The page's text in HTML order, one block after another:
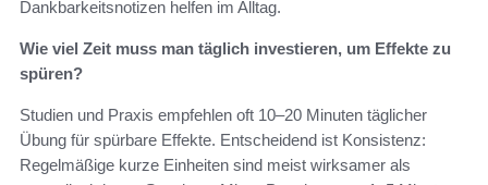
Dankbarkeitsnotizen helfen im Alltag.
Wie viel Zeit muss man täglich investieren, um Effekte zu
spüren?
Studien und Praxis empfehlen oft 10–20 Minuten täglicher
Übung für spürbare Effekte. Entscheidend ist Konsistenz:
Regelmäßige kurze Einheiten sind meist wirksamer als